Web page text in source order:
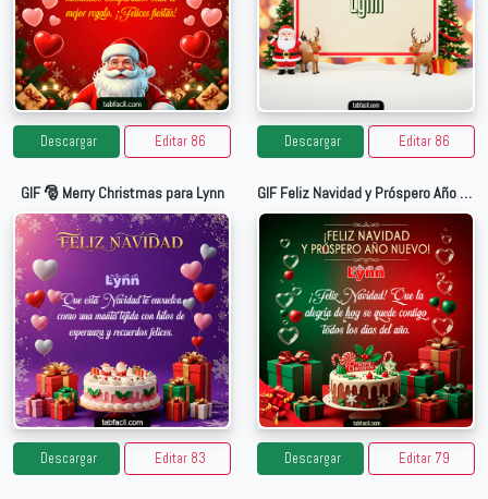
Descargar Editar 86 Descargar Editar 86
GIF 🎅 Merry Christmas para Lynn
Descargar Editar 83
GIF Feliz Navidad y Próspero Año Nuevo para Lynn
Descargar Editar 79